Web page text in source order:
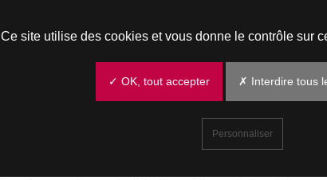
Ce site utilise des cookies et vous donne le contrôle sur
✓ OK, tout accepter ✗ Interdire tous
Personnaliser